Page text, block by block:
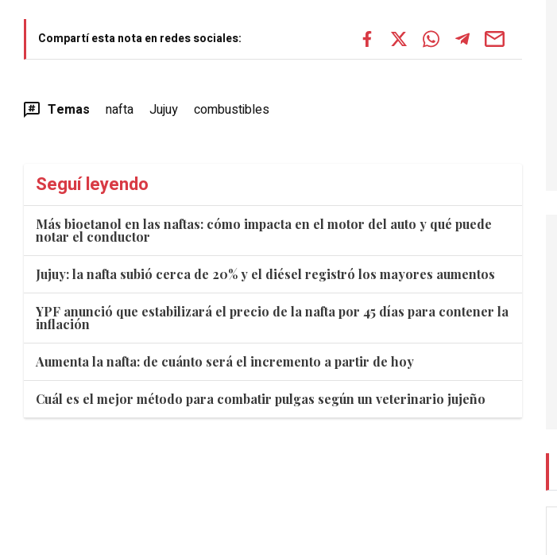
Compartí esta nota en redes sociales:
Temas nafta Jujuy combustibles
Seguí leyendo
Más bioetanol en las naftas: cómo impacta en el motor del auto y qué puede
notar el conductor
Jujuy: la nafta subió cerca de 20% y el diésel registró los mayores aumentos
YPF anunció que estabilizará el precio de la nafta por 45 días para contener la
inflación
Aumenta la nafta: de cuánto será el incremento a partir de hoy
Cuál es el mejor método para combatir pulgas según un veterinario jujeño